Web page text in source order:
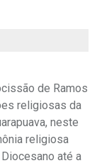
de Ramos
religiosas da
neste
religiosa
até a